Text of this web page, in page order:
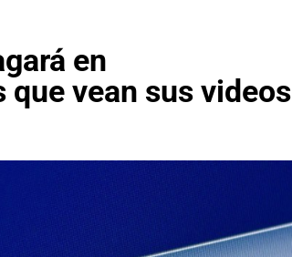
en
vean sus videos